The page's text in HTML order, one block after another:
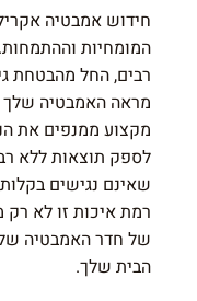
חידוש אמבטיה
המומחיות
רבים, החל מהבטחת
מראה האמבטיה שלך
מקצוע ממנפים את
לספק תוצאות ללא
שאינם נגישים
רמת איכות זו לא רק
של חדר האמבטיה
הבית שלך.